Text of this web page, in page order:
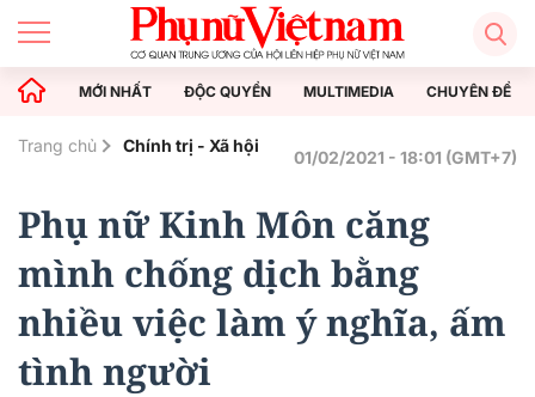
MỚI NHẤT ĐỘC QUYỀN MULTIMEDIA CHUYÊN ĐỀ
Trang chủ Chính trị - Xã hội
01/02/2021 - 18:01 (GMT+7)
Phụ nữ Kinh Môn căng
mình chống dịch bằng
nhiều việc làm ý nghĩa, ấm
tình người